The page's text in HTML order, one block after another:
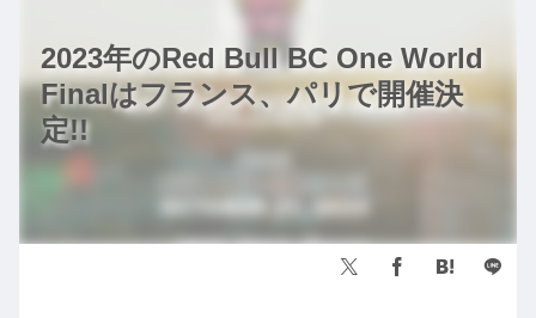
2023年のRed Bull BC One World
Finalはフランス、パリで開催決
定!!